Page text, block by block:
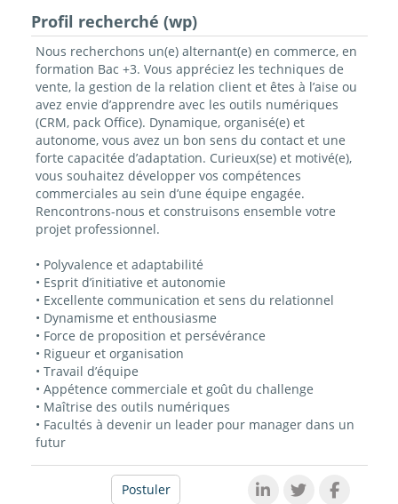
Profil recherché (wp)
Nous recherchons un(e) alternant(e) en commerce, en
formation Bac +3. Vous appréciez les techniques de
vente, la gestion de la relation client et êtes à l’aise ou
avez envie d’apprendre avec les outils numériques
(CRM, pack Office). Dynamique, organisé(e) et
autonome, vous avez un bon sens du contact et une
forte capacitée d’adaptation. Curieux(se) et motivé(e),
vous souhaitez développer vos compétences
commerciales au sein d’une équipe engagée.
Rencontrons-nous et construisons ensemble votre
projet professionnel.
• Polyvalence et adaptabilité
• Esprit d’initiative et autonomie
• Excellente communication et sens du relationnel
• Dynamisme et enthousiasme
• Force de proposition et persévérance
• Rigueur et organisation
• Travail d’équipe
• Appétence commerciale et goût du challenge
• Maîtrise des outils numériques
• Facultés à devenir un leader pour manager dans un
futur
Postuler